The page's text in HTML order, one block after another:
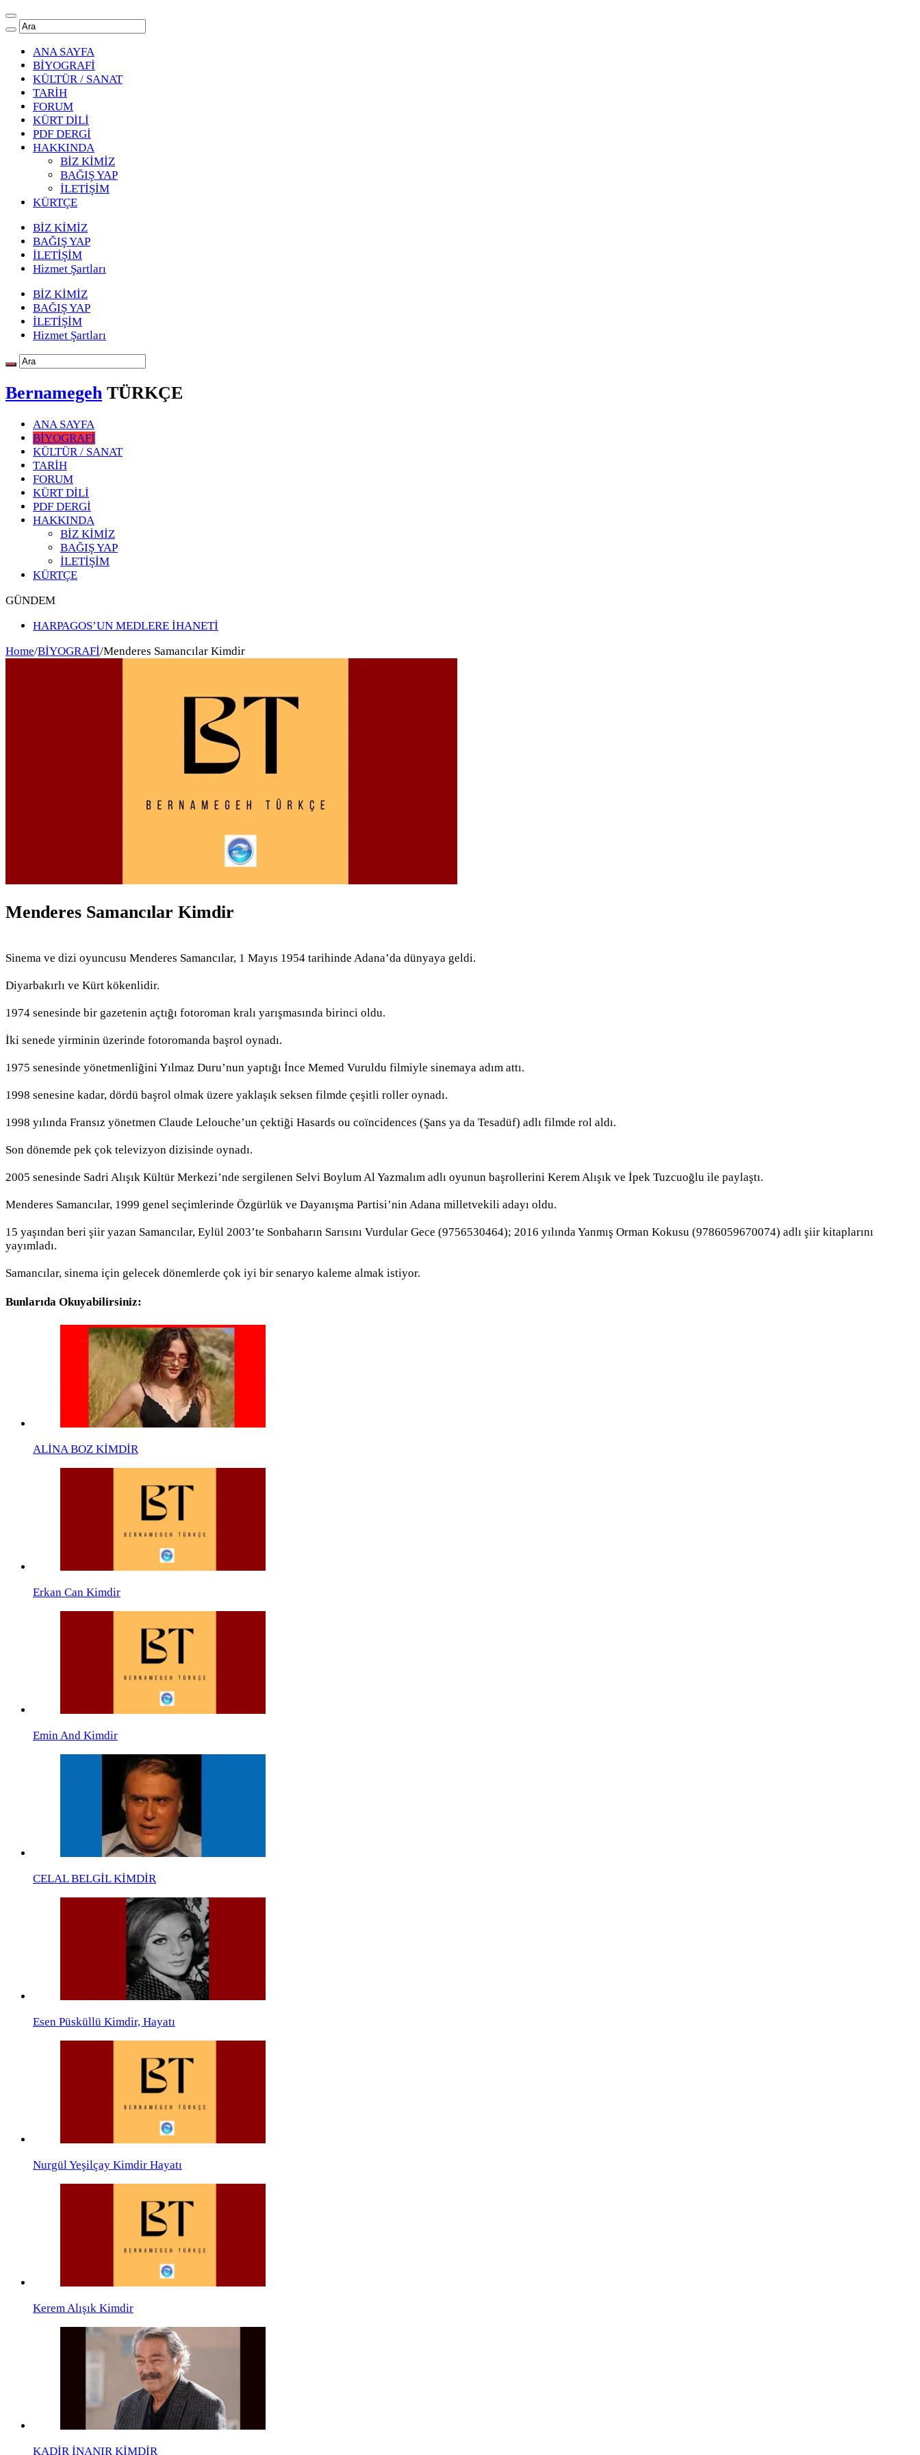
ANA SAYFA
BİYOGRAFİ
KÜLTÜR / SANAT
TARİH
FORUM
KÜRT DİLİ
PDF DERGİ
HAKKINDA
BİZ KİMİZ
BAĞIŞ YAP
İLETİŞİM
KÜRTÇE
BİZ KİMİZ
BAĞIŞ YAP
İLETİŞİM
Hizmet Şartları
BİZ KİMİZ
BAĞIŞ YAP
İLETİŞİM
Hizmet Şartları
Bernamegeh TÜRKÇE
ANA SAYFA
BİYOGRAFİ
KÜLTÜR / SANAT
TARİH
FORUM
KÜRT DİLİ
PDF DERGİ
HAKKINDA
BİZ KİMİZ
BAĞIŞ YAP
İLETİŞİM
KÜRTÇE
GÜNDEM
HARPAGOS’UN MEDLERE İHANETİ
Home/BİYOGRAFİ/Menderes Samancılar Kimdir
Menderes Samancılar Kimdir
Sinema ve dizi oyuncusu Menderes Samancılar, 1 Mayıs 1954 tarihinde Adana’da dünyaya geldi.
Diyarbakırlı ve Kürt kökenlidir.
1974 senesinde bir gazetenin açtığı fotoroman kralı yarışmasında birinci oldu.
İki senede yirminin üzerinde fotoromanda başrol oynadı.
1975 senesinde yönetmenliğini Yılmaz Duru’nun yaptığı İnce Memed Vuruldu filmiyle sinemaya adım attı.
1998 senesine kadar, dördü başrol olmak üzere yaklaşık seksen filmde çeşitli roller oynadı.
1998 yılında Fransız yönetmen Claude Lelouche’un çektiği Hasards ou coïncidences (Şans ya da Tesadüf) adlı filmde rol aldı.
Son dönemde pek çok televizyon dizisinde oynadı.
2005 senesinde Sadri Alışık Kültür Merkezi’nde sergilenen Selvi Boylum Al Yazmalım adlı oyunun başrollerini Kerem Alışık ve İpek Tuzcuoğlu ile paylaştı.
Menderes Samancılar, 1999 genel seçimlerinde Özgürlük ve Dayanışma Partisi’nin Adana milletvekili adayı oldu.
15 yaşından beri şiir yazan Samancılar, Eylül 2003’te Sonbaharın Sarısını Vurdular Gece (9756530464); 2016 yılında Yanmış Orman Kokusu (9786059670074) adlı şiir kitaplarını
yayımladı.
Samancılar, sinema için gelecek dönemlerde çok iyi bir senaryo kaleme almak istiyor.
Bunlarıda Okuyabilirsiniz:
ALİNA BOZ KİMDİR
Erkan Can Kimdir
Emin And Kimdir
CELAL BELGİL KİMDİR
Esen Püsküllü Kimdir, Hayatı
Nurgül Yeşilçay Kimdir Hayatı
Kerem Alışık Kimdir
KADİR İNANIR KİMDİR